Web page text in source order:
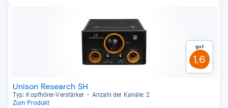
Gut
1,6
Unison Research SH
Typ: Kopf­hö­rer-​Ver­stär­ker
Anzahl der Kanäle: 2
Zum Produkt